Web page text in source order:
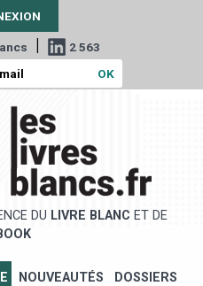
| 2 563
DU LIVRE BLANC ET DE
NOUVEAUTÉS DOSSIERS